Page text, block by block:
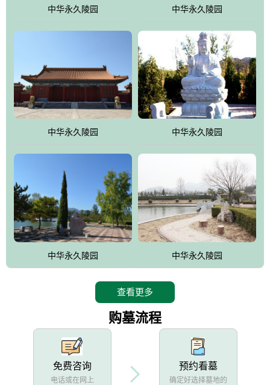
中华永久陵园 中华永久陵园
中华永久陵园 中华永久陵园
中华永久陵园 中华永久陵园
查看更多
购墓流程
免费咨询
电话或在网上
预约看墓
确定好选择墓地的